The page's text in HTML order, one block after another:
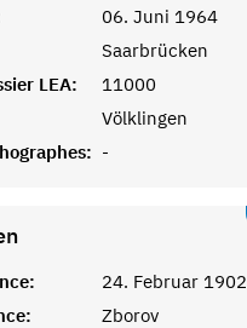
06. Juni 1964
Saarbrücken
LEA:
11000
Völklingen
-
24. Februar 1902
Zborov